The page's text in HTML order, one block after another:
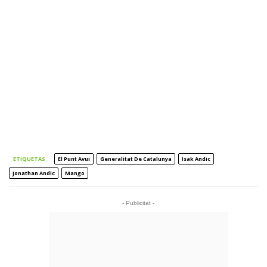
ETIQUETAS El Punt Avui Generalitat De Catalunya
Isak Andic
Jonathan Andic
Mango
- Publicitat -